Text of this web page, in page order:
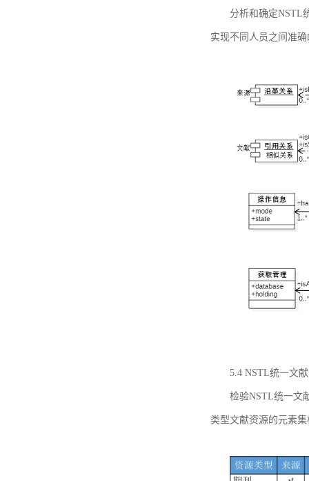
分析和确定NSTL
实现不同人员之间准
5.4 NSTL统一文
检验NSTL统一文
类型文献资源的元素